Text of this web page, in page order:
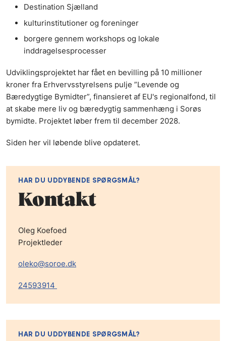
Destination Sjælland
kulturinstitutioner og foreninger
borgere gennem workshops og lokale
inddragelsesprocesser
Udviklingsprojektet har fået en bevilling på 10 millioner
kroner fra Erhvervsstyrelsens pulje ”Levende og
Bæredygtige Bymidter”, finansieret af EU's regionalfond, til
at skabe mere liv og bæredygtig sammenhæng i Sorøs
bymidte. Projektet løber frem til december 2028.
Siden her vil løbende blive opdateret.
HAR DU UDDYBENDE SPØRGSMÅL?
Kontakt
Oleg Koefoed
Projektleder
oleko@soroe.dk
24593914
HAR DU UDDYBENDE SPØRGSMÅL?